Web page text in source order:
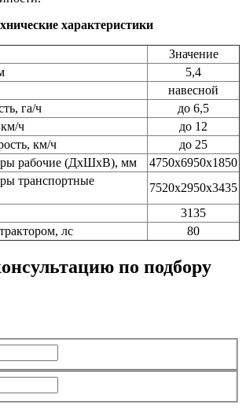
характеристики
Значение
5,4
навесной
га/ч
до 6,5
км/ч
до 12
км/ч
до 25
рабочие (ДхШхВ), мм
4750х6950х1850
транспортные
7520х2950х3435
3135
лс
80
по подбору